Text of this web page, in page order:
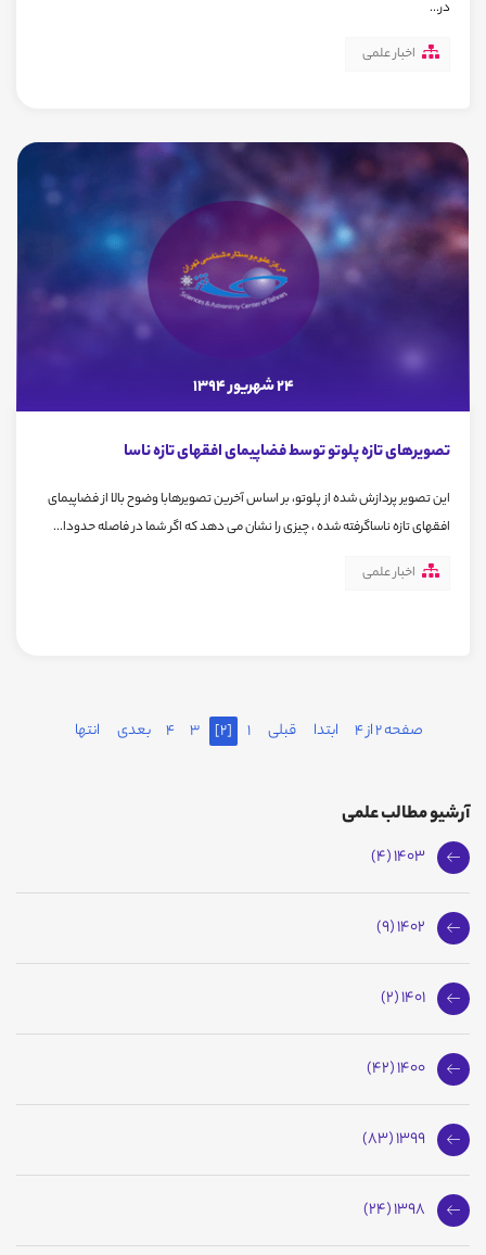
در...
اخبار علمی
24 شهریور 1394
تصویرهای تازه پلوتو توسط فضاپیمای افقهای تازه ناسا
این تصویر پردازش شده از پلوتو، بر اساس آخرین تصویرهابا وضوح بالا از فضاپیمای
افقهای تازه ناساگرفته شده ، چیزی را نشان می دهد که اگر شما در فاصله حدودا...
اخبار علمی
صفحه 2 از 4 ابتدا قبلی 1
[2]
3
4 بعدی انتها
آرشیو مطالب علمی
1403 (4)
1402 (9)
1401 (2)
1400 (42)
1399 (83)
1398 (24)